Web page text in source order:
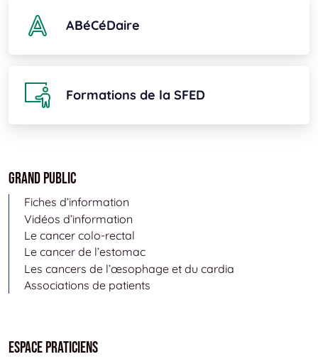
ABéCéDaire
Formations de la SFED
Grand public
Fiches d’information
Vidéos d’information
Le cancer colo-rectal
Le cancer de l’estomac
Les cancers de l’œsophage et du cardia
Associations de patients
Espace Praticiens